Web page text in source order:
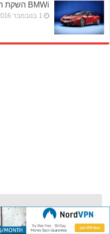
BMWi השקת הכוח של המחר
1 בנובמבר 2016